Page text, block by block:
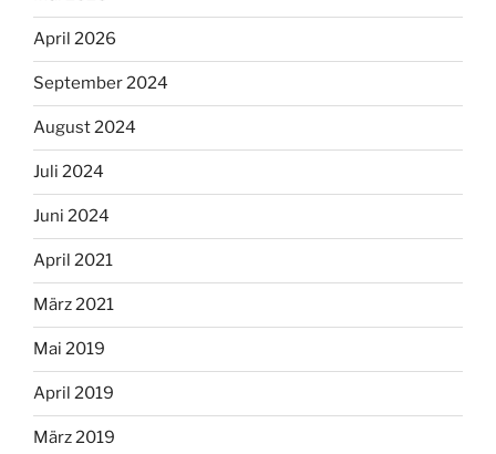
April 2026
September 2024
August 2024
Juli 2024
Juni 2024
April 2021
März 2021
Mai 2019
April 2019
März 2019